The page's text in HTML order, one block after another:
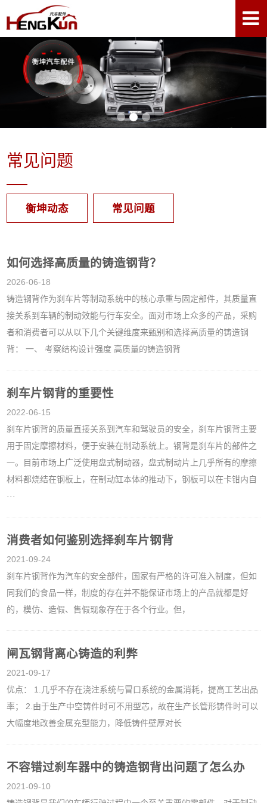
常见问题
衡坤动态 常见问题
如何选择高质量的铸造钢背？
2026-06-18
铸造钢背作为刹车片等制动系统中的核心承重与固定部件，其质量直
接关系到车辆的制动效能与行车安全。面对市场上众多的产品，采购
者和消费者可以从以下几个关键维度来甄别和选择高质量的铸造钢
背： 一、 考察结构设计强度 高质量的铸造钢背
刹车片钢背的重要性
2022-06-15
刹车片钢背的质量直接关系到汽车和驾驶员的安全，刹车片钢背主要
用于固定摩擦材料，便于安装在制动系统上。钢背是刹车片的部件之
一。目前市场上广泛使用盘式制动器，盘式制动片上几乎所有的摩擦
材料都烧结在钢板上，在制动缸本体的推动下，钢板可以在卡钳内自
···
消费者如何鉴别选择刹车片钢背
2021-09-24
刹车片钢背作为汽车的安全部件，国家有严格的许可准入制度，但如
同我们的食品一样，制度的存在并不能保证市场上的产品就都是好
的，模仿、造假、售假现象存在于各个行业。但，
闸瓦钢背离心铸造的利弊
2021-09-17
优点： 1.几乎不存在浇注系统与冒口系统的金属消耗，提高工艺出品
率； 2.由于生产中空铸件时可不用型芯，故在生产长管形铸件时可以
大幅度地改善金属充型能力，降低铸件壁厚对长
不容错过刹车器中的铸造钢背出问题了怎么办
2021-09-10